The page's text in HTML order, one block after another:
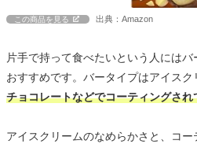
この商品を見る 出典：Amazon
片手で持って食べたいという人には
おすすめです。バータイプはアイスク
チョコレートなどでコーティングされ
アイスクリームのなめらかさと、コ